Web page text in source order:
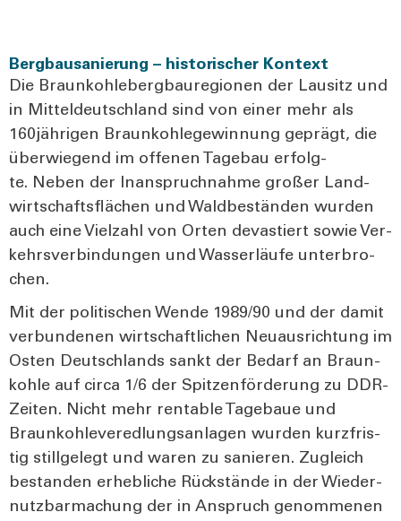
Bergbausanierung – historischer Kontext
Die Braun­koh­le­berg­bau­re­gio­nen der Lau­sitz und
in Mit­tel­deutsch­land sind von einer mehr als
160jährigen Braun­koh­le­ge­win­nung geprägt, die
über­wie­gend im offe­nen Tage­bau erfolg­
te. Neben der Inan­spruch­nah­me gro­ßer Land­
wirt­schafts­flä­chen und Wald­be­stän­den wur­den
auch eine Viel­zahl von Orten deva­stiert sowie Ver­
kehrs­ver­bin­dun­gen und Was­ser­läu­fe unter­bro­
chen.
Mit der poli­ti­schen Wen­de 1989/90 und der damit
ver­bun­de­nen wirt­schaft­li­chen Neu­aus­rich­tung im
Osten Deutsch­lands sankt der Bedarf an Braun­
koh­le auf cir­ca 1/6 der Spit­zen­för­de­rung zu DDR-
Zei­ten. Nicht mehr ren­ta­ble Tage­baue und
Braun­koh­le­ver­ed­lungs­an­la­gen wur­den kurz­fris­
tig still­ge­legt und waren zu sanie­ren. Zugleich
bestan­den erheb­li­che Rück­stän­de in der Wie­der­
nutz­bar­ma­chung der in Anspruch genom­me­nen